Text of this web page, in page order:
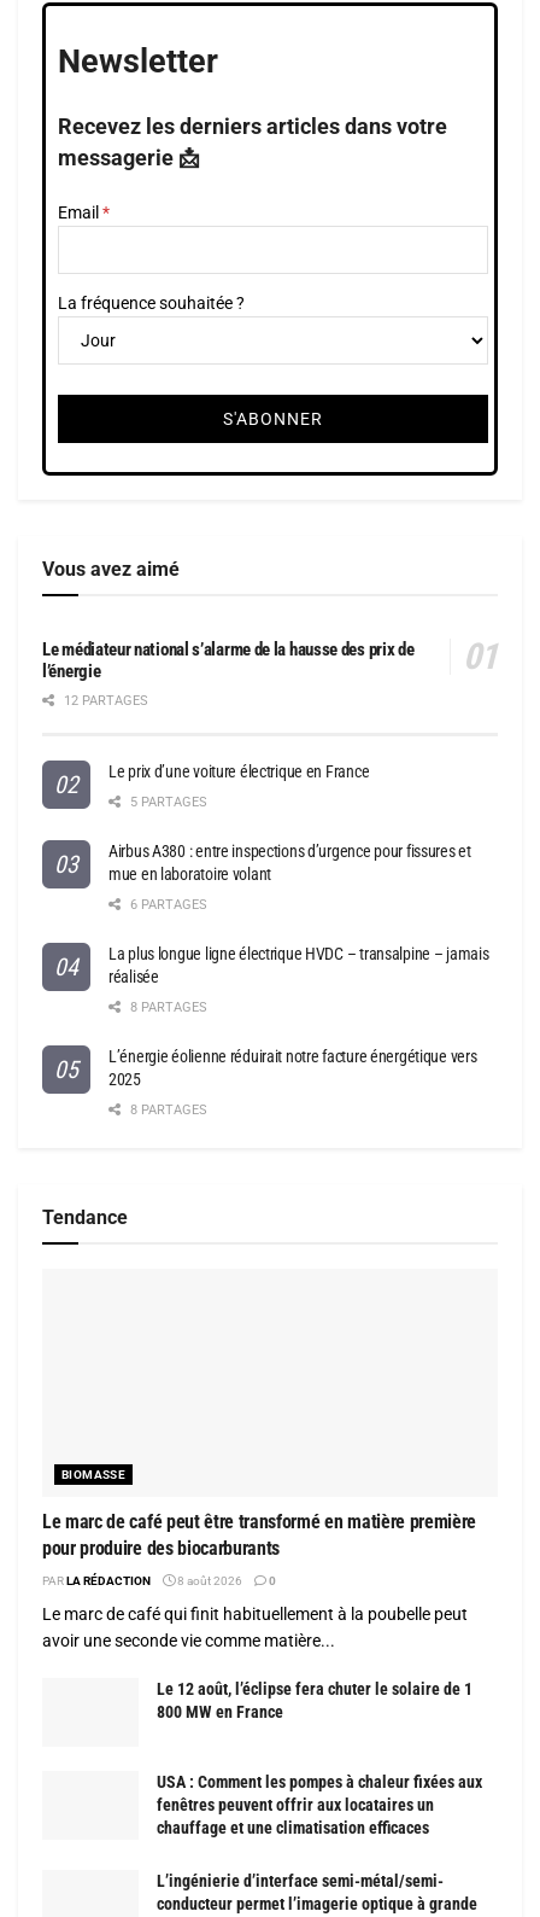
Newsletter
Recevez les derniers articles dans votre
messagerie 📩
Email
La fréquence souhaitée ?
Vous avez aimé
Le médiateur national s’alarme de la hausse des prix de
l’énergie
12 PARTAGES
Le prix d’une voiture électrique en France
5 PARTAGES
Airbus A380 : entre inspections d’urgence pour fissures et
mue en laboratoire volant
6 PARTAGES
La plus longue ligne électrique HVDC – transalpine – jamais
réalisée
8 PARTAGES
L’énergie éolienne réduirait notre facture énergétique vers
2025
8 PARTAGES
Tendance
BIOMASSE
Le marc de café peut être transformé en matière première
pour produire des biocarburants
PARLA RÉDACTION 8 août 2026 0
Le marc de café qui finit habituellement à la poubelle peut
avoir une seconde vie comme matière...
Le 12 août, l’éclipse fera chuter le solaire de 1
800 MW en France
USA : Comment les pompes à chaleur fixées aux
fenêtres peuvent offrir aux locataires un
chauffage et une climatisation efficaces
L’ingénierie d’interface semi-métal/semi-
conducteur permet l’imagerie optique à grande